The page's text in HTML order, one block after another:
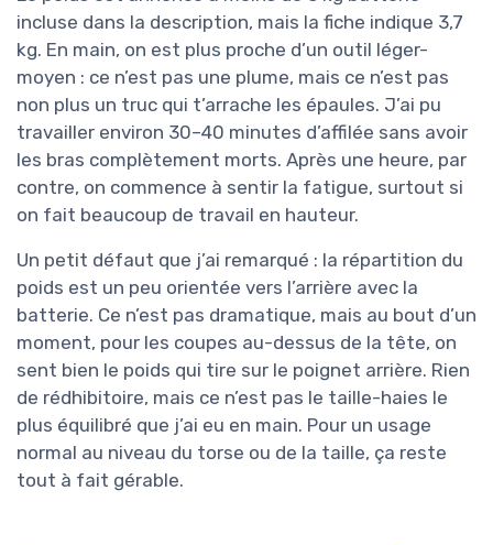
incluse dans la description, mais la fiche indique 3,7
kg. En main, on est plus proche d’un outil léger-
moyen : ce n’est pas une plume, mais ce n’est pas
non plus un truc qui t’arrache les épaules. J’ai pu
travailler environ 30–40 minutes d’affilée sans avoir
les bras complètement morts. Après une heure, par
contre, on commence à sentir la fatigue, surtout si
on fait beaucoup de travail en hauteur.
Un petit défaut que j’ai remarqué : la répartition du
poids est un peu orientée vers l’arrière avec la
batterie. Ce n’est pas dramatique, mais au bout d’un
moment, pour les coupes au-dessus de la tête, on
sent bien le poids qui tire sur le poignet arrière. Rien
de rédhibitoire, mais ce n’est pas le taille-haies le
plus équilibré que j’ai eu en main. Pour un usage
normal au niveau du torse ou de la taille, ça reste
tout à fait gérable.